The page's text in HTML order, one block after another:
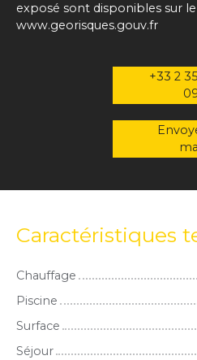
exposé sont disponibles sur le
www.georisques.gouv.fr
+33 2
Caractéristiques
Chauffage
Piscine
Surface
Séjour